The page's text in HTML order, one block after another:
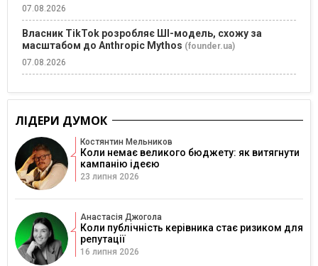
07.08.2026
Власник TikTok розробляє ШІ-модель, схожу за
масштабом до Anthropic Mythos (founder.ua)
07.08.2026
ЛІДЕРИ ДУМОК
Костянтин Мельников
Коли немає великого бюджету: як витягнути
кампанію ідеєю
23 липня 2026
Анастасія Джогола
Коли публічність керівника стає ризиком для
репутації
16 липня 2026